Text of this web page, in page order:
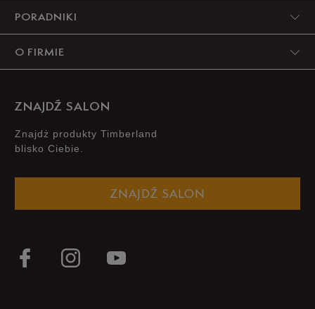
3
2
PORADNIKI
O FIRMIE
ZNAJDŹ SALON
Znajdż produkty Timberland
blisko Ciebie.
ZNAJDŹ SALON